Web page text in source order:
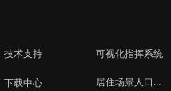
技术支持
下载中心
可视化指挥系统
居住场景人口管理